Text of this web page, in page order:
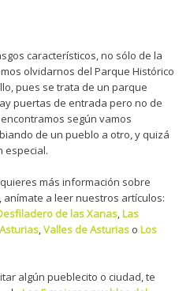
característicos, no sólo de la
olvidarnos del Parque Histórico
pues se trata de un parque
puertas de entrada pero no de
según vamos
de un pueblo a otro, y quizá
especial.
quieres más información sobre
anímate a leer nuestros artículos:
de las Xanas,Las
,Valles de Asturias o Los
algún pueblecito o ciudad, te